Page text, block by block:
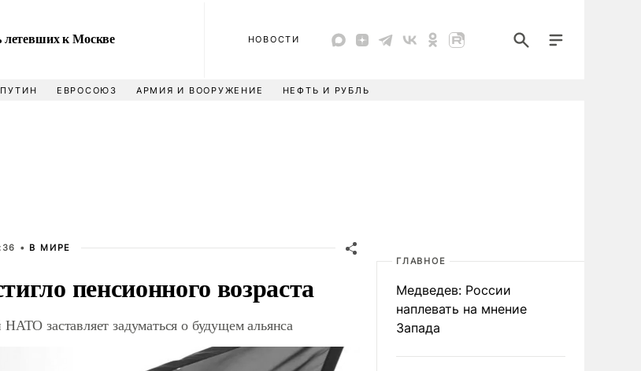
к Москве
НОВОСТИ
ЕВРОСОЮЗ АРМИЯ И ВООРУЖЕНИЕ НЕФТЬ И РУБЛЬ
• В МИРЕ
пенсионного возраста
заставляет задуматься о будущем альянса
ГЛАВНОЕ
Медведев: России
наплевать на мнение
Запада